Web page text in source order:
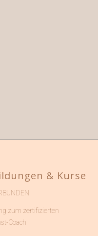
& Kurse
zum zertifizierten
Coach